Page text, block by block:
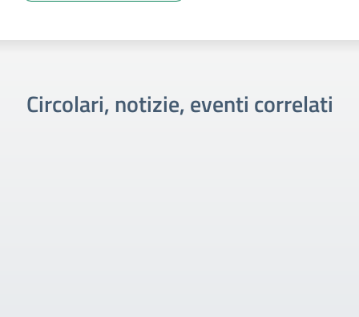
Circolari, notizie, eventi correlati